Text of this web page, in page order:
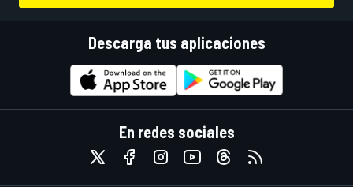
Descarga tus aplicaciones
En redes sociales